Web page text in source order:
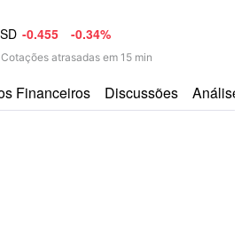
-0.455 -0.34%
Cotações atrasadas em 15 min
Financeiros Discussões Análises